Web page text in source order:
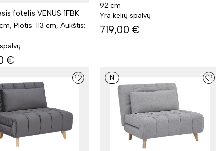
fotelis VENUS 1FBK
Plotis: 113 cm, Aukštis:
€
92 cm
Yra kelių spalvų
719,00 €
N